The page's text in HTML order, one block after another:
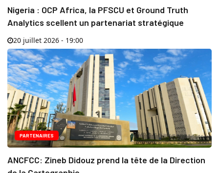
Nigeria : OCP Africa, la PFSCU et Ground Truth
Analytics scellent un partenariat stratégique
20 juillet 2026 - 19:00
PARTENAIRES
ANCFCC: Zineb Didouz prend la tête de la Direction